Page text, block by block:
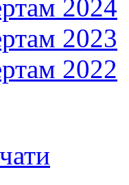
2024
2023
2022